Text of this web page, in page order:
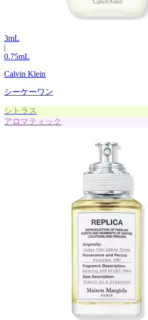
3mL
|
0.75mL
Calvin Klein
シーケーワン
シトラス
アロマティック